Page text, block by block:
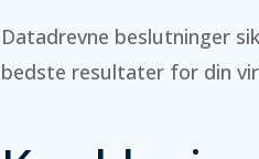
Datadrevne beslutninger
bedste resultater for din